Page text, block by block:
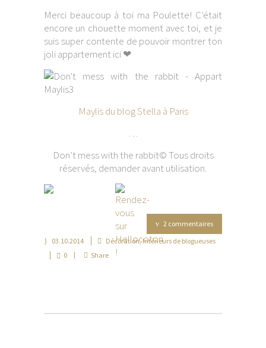
Merci beaucoup à toi ma Poulette! C’était
encore un chouette moment avec toi, et je
suis super contente de pouvoir montrer ton
joli appartement ici ❤
Maylis du blog Stella à Paris
…
Don’t mess with the rabbit© Tous droits
réservés, demander avant utilisation.
2 commentaires
03.10.2014
Décoration,Intérieurs de blogueuses
0
Share